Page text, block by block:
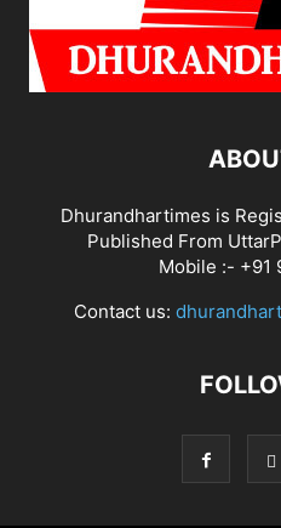
Dhurandhartimes is
Published From
Mobile :- +91
Contact us: